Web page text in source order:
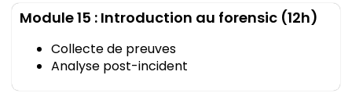
Module 15 : Introduction au forensic (12h)
Collecte de preuves
Analyse post-incident